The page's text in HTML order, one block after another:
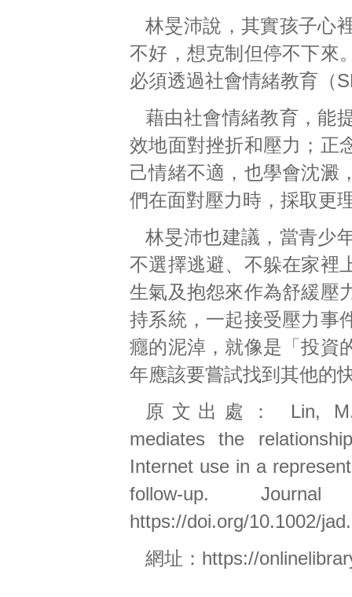
林旻沛說，其實孩子心
不好，想克制但停不下來
必須透過社會情緒教育（
藉由社會情緒教育，能
效地面對挫折和壓力；正
己情緒不適，也學會沈澱
們在面對壓力時，採取更
林旻沛也建議，當青少
不選擇逃避、不躲在家裡
生氣及抱怨來作為舒緩壓
持系統，一起接受壓力事
癮的泥淖，就像是「投資
年應該要嘗試找到其他的
原文出處： Lin,
mediates the
Internet use in a
follow-up.
https://doi.org/10.1002/
網址：https://